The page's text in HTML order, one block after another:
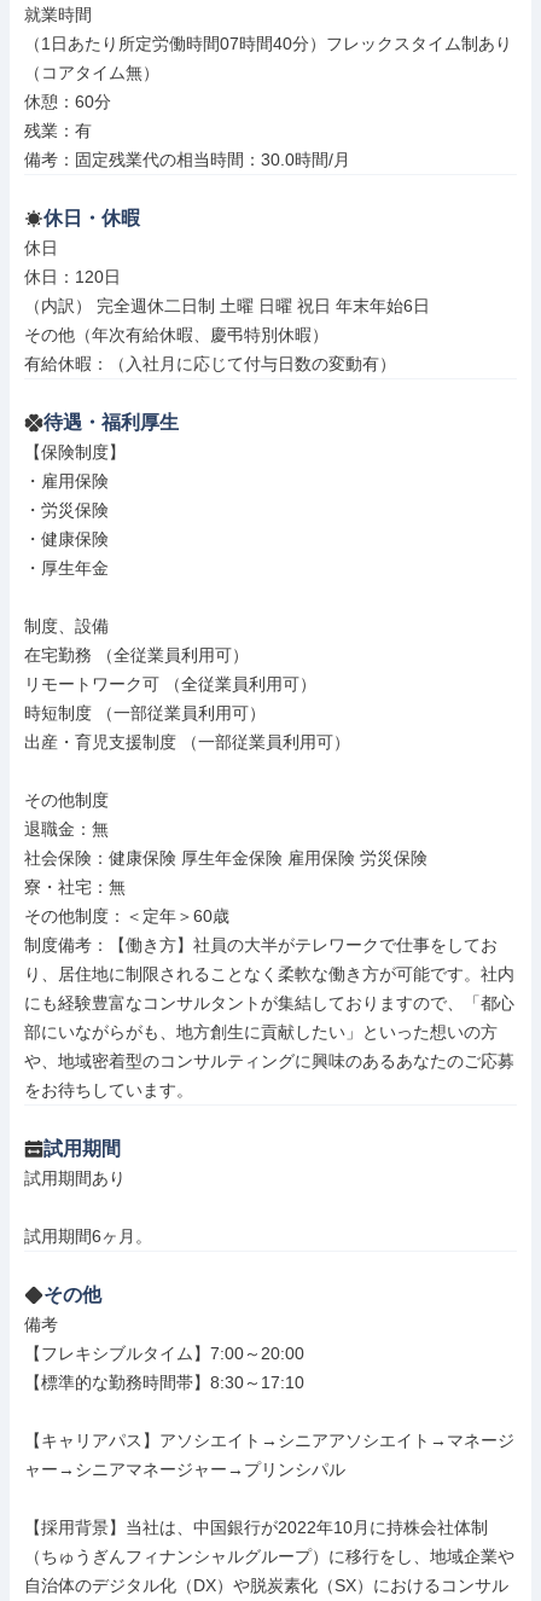
就業時間
（1日あたり所定労働時間07時間40分）フレックスタイム制あり
（コアタイム無）
休憩：60分
残業：有
備考：固定残業代の相当時間：30.0時間/月
休日・休暇
休日
休日：120日
（内訳） 完全週休二日制 土曜 日曜 祝日 年末年始6日
その他（年次有給休暇、慶弔特別休暇）
有給休暇：（入社月に応じて付与日数の変動有）
待遇・福利厚生
【保険制度】
・雇用保険
・労災保険
・健康保険
・厚生年金
制度、設備
在宅勤務 （全従業員利用可）
リモートワーク可 （全従業員利用可）
時短制度 （一部従業員利用可）
出産・育児支援制度 （一部従業員利用可）
その他制度
退職金：無
社会保険：健康保険 厚生年金保険 雇用保険 労災保険
寮・社宅：無
その他制度：＜定年＞60歳
制度備考：【働き方】社員の大半がテレワークで仕事をしてお
り、居住地に制限されることなく柔軟な働き方が可能です。社内
にも経験豊富なコンサルタントが集結しておりますので、「都心
部にいながらがも、地方創生に貢献したい」といった想いの方
や、地域密着型のコンサルティングに興味のあるあなたのご応募
をお待ちしています。
試用期間
試用期間あり
試用期間6ヶ月。
その他
備考
【フレキシブルタイム】7:00～20:00
【標準的な勤務時間帯】8:30～17:10
【キャリアパス】アソシエイト→シニアアソシエイト→マネージ
ャー→シニアマネージャー→プリンシパル
【採用背景】当社は、中国銀行が2022年10月に持株会社体制
（ちゅうぎんフィナンシャルグループ）に移行をし、地域企業や
自治体のデジタル化（DX）や脱炭素化（SX）におけるコンサル